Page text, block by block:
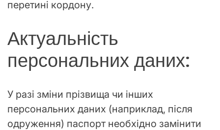
перетині кордону.
Актуальність
персональних даних:
У разі зміни прізвища чи інших
персональних даних (наприклад, після
одруження) паспорт необхідно замінити